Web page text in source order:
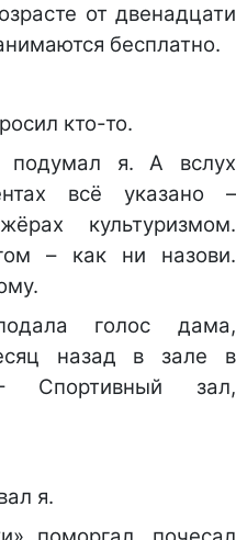
от двенадцати
бесплатно.
кто-то.
подумал я. А вслух
всё указано –
культуризмом.
– как ни назови.
голос дама,
назад в зале в
Спортивный зал,
я.